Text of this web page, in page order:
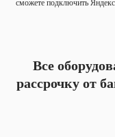
сможете подключить
Все
рассрочку от